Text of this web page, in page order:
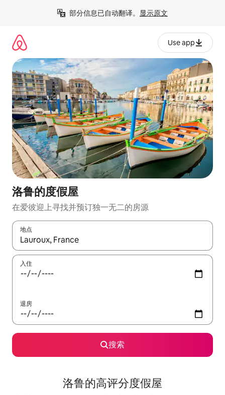
部分信息已自动翻译。 显示原文
Use app
洛鲁的度假屋
在爱彼迎上寻找并预订独一无二的房源
地点
如有搜索结果，请使用上下方向键查看，或通过点击或滑动手势
入住
退房
搜索
洛鲁的高评分度假屋